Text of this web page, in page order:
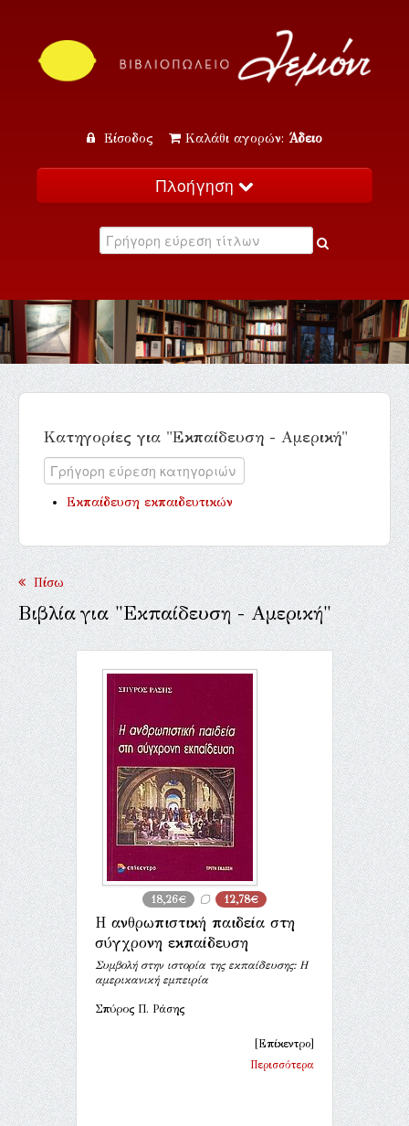
Είσοδος Καλάθι αγορών: Άδειο
Πλοήγηση
Κατάλογος
Εκδηλώσεις
Επικοινωνία
Κατηγορίες για "Εκπαίδευση - Αμερική"
Εκπαίδευση εκπαιδευτικών
Πίσω
Βιβλία για "Εκπαίδευση - Αμερική"
18,26€ 12,78€
Η ανθρωπιστική παιδεία στη
σύγχρονη εκπαίδευση
Συμβολή στην ιστορία της εκπαίδευσης: Η
αμερικανική εμπειρία
Σπύρος Π. Ράσης
[Επίκεντρο]
Περισσότερα